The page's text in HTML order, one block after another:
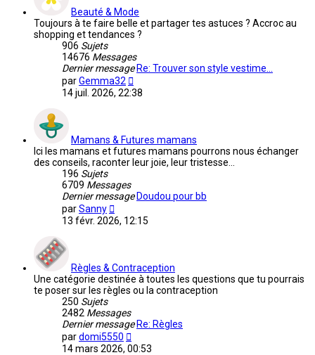
Beauté & Mode
Toujours à te faire belle et partager tes astuces ? Accroc au
shopping et tendances ?
906 Sujets
14676 Messages
Dernier messageRe: Trouver son style vestime…
parGemma32
le
14 juil. 2026, 22:38
Mamans & Futures mamans
Ici les mamans et futures mamans pourrons nous échanger
des conseils, raconter leur joie, leur tristesse...
196 Sujets
6709 Messages
Dernier messageDoudou pour bb
parSanny
le
dernier
13 févr. 2026, 12:15
Règles & Contraception
Une catégorie destinée à toutes les questions que tu pourrais
te poser sur les règles ou la contraception
250 Sujets
2482 Messages
Dernier messageRe: Règles
pardomi5550
le
14 mars 2026, 00:53